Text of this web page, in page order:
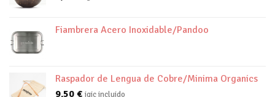
Fiambrera Acero Inoxidable/Pandoo
Raspador de Lengua de Cobre/Minima Organics
9,50 € igic incluido